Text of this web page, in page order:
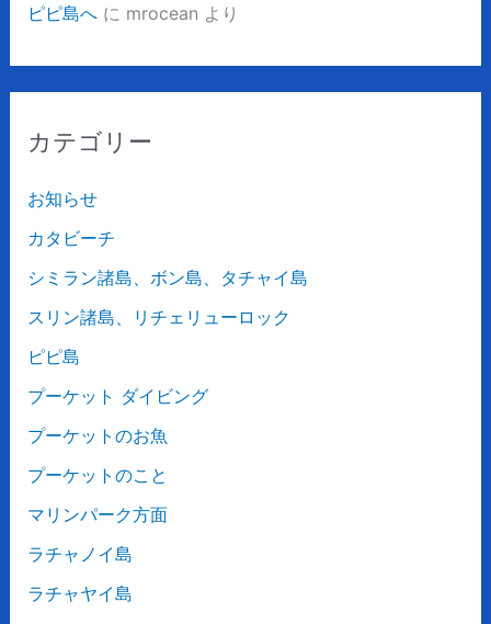
ピピ島へに mrocean より
カテゴリー
お知らせ
カタビーチ
シミラン諸島、ボン島、タチャイ島
スリン諸島、リチェリューロック
ピピ島
プーケット ダイビング
プーケットのお魚
プーケットのこと
マリンパーク方面
ラチャノイ島
ラチャヤイ島